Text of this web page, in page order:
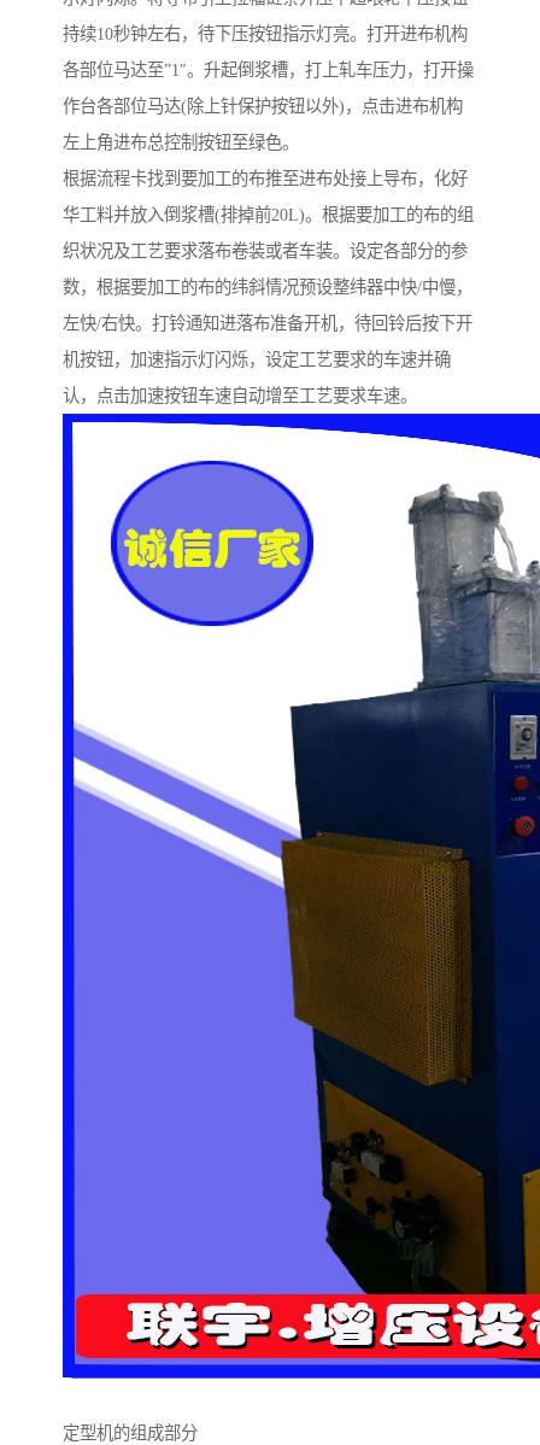
持续10秒钟左右，待下压按钮指示灯亮。打开进布机构
各部位马达至”1″。升起倒浆槽，打上轧车压力，打开操
作台各部位马达(除上针保护按钮以外)，点击进布机构
左上角进布总控制按钮至绿色。
根据流程卡找到要加工的布推至进布处接上导布，化好
华工料并放入倒浆槽(排掉前20L)。根据要加工的布的组
织状况及工艺要求落布卷装或者车装。设定各部分的参
数，根据要加工的布的纬斜情况预设整纬器中快/中慢，
左快/右快。打铃通知进落布准备开机，待回铃后按下开
机按钮，加速指示灯闪烁，设定工艺要求的车速并确
认，点击加速按钮车速自动增至工艺要求车速。
定型机的组成部分